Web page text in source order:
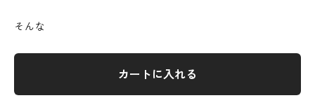
そんな
カートに入れる